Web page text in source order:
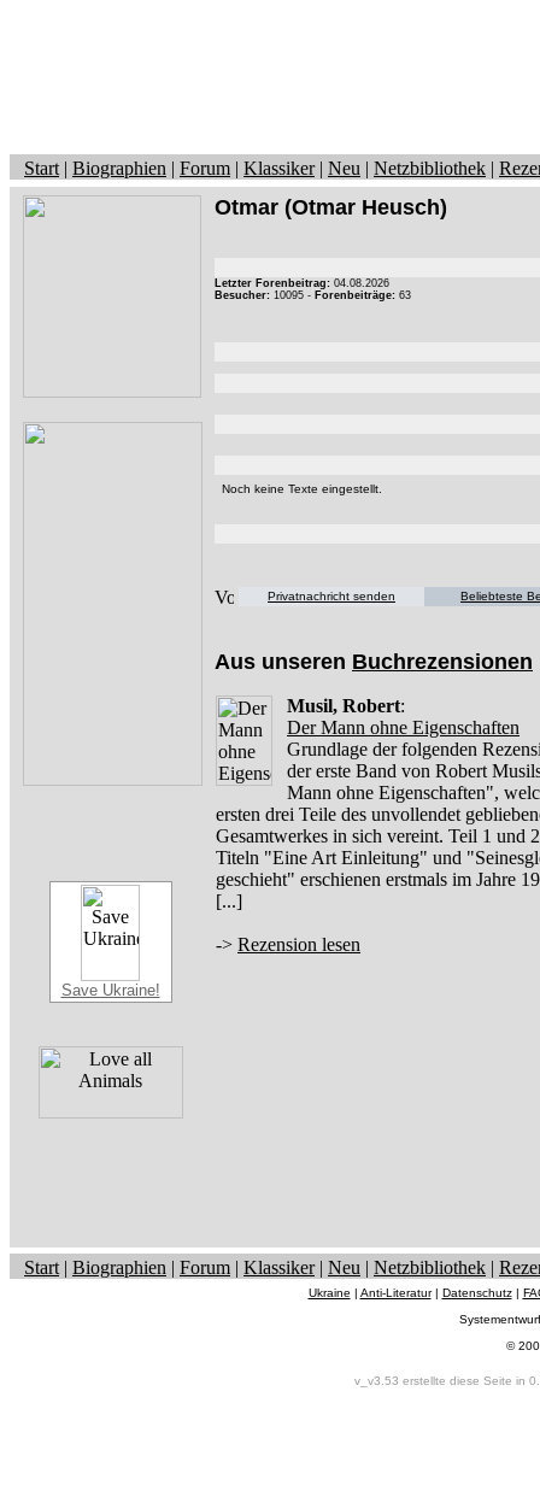
Start | Biographien | Forum | Klassiker| Neu | Netzbibliothek |
Save Ukraine!
Otmar (Otmar Heusch)
Letzter Forenbeitrag: 04.08.2026
Besucher: 10095 - Forenbeiträge: 63
Noch keine Texte eingestellt.
Privatnachricht senden Beliebteste
Aus unseren Buchrezensionen
Musil, Robert:
Der Mann ohne Eigenschaften
Grundlage der folgenden
der erste Band von Robert
Mann ohne Eigenschaften",
ersten drei Teile des unvollendet
Gesamtwerkes in sich vereint. Teil 1 und
Titeln "Eine Art Einleitung" und
geschieht" erschienen erstmals im Jahre
[...]
-> Rezension lesen
Start | Biographien | Forum | Klassiker| Neu | Netzbibliothek |
Ukraine | Anti-Literatur| Datenschutz|
©
v_v3.53 erstellte diese Seite in